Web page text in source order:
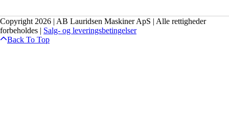
Copyright 2026 | AB Lauridsen Maskiner ApS | Alle rettigheder
forbeholdes | Salg- og leveringsbetingelser
Back To Top